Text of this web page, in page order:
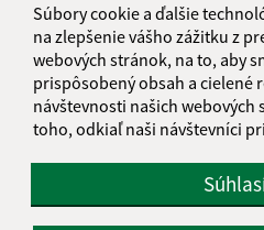
Súbory cookie a ďalšie
na zlepšenie vášho zážitku z
webových stránok, na to, aby
prispôsobený obsah a cielené
návštevnosti našich
toho, odkiaľ naši návštevníci